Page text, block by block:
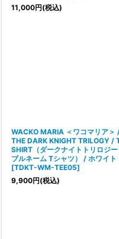
11,000円(税込)
WACKO MARIA ＜ワコマリア＞
THE DARK KNIGHT TRILOGY /
SHIRT（ダークナイトトリロジ
ブルネーム Tシャツ） / ホワイト
[TDKT-WM-TEE05]
9,900円(税込)